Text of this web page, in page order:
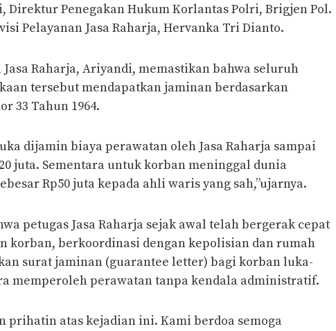
Direktur Penegakan Hukum Korlantas Polri, Brigjen Pol.
Pelayanan Jasa Raharja, Hervanka Tri Dianto.
Raharja, Ariyandi, memastikan bahwa seluruh
tersebut mendapatkan jaminan berdasarkan
33 Tahun 1964.
dijamin biaya perawatan oleh Jasa Raharja sampai
juta. Sementara untuk korban meninggal dunia
Rp50 juta kepada ahli waris yang sah,”ujarnya.
petugas Jasa Raharja sejak awal telah bergerak cepat
korban, berkoordinasi dengan kepolisian dan rumah
surat jaminan (guarantee letter) bagi korban luka-
memperoleh perawatan tanpa kendala administratif.
prihatin atas kejadian ini. Kami berdoa semoga